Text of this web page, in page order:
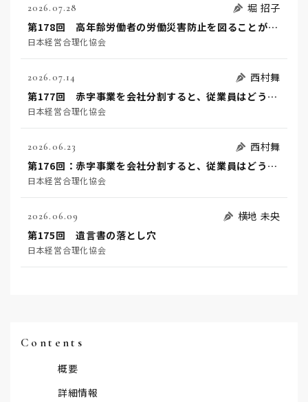
2026.07.28
堀 招子
第178回 高年齢労働者の労働災害防止を図ることが事業者の努力義務になりました！
日本経営合理化協会
2026.07.14
西村舞
第177回 赤字事業を会社分割すると、従業員はどうなるのか？（後編）
日本経営合理化協会
2026.06.23
西村舞
第176回：赤字事業を会社分割すると、従業員はどうなるのか？！（前編）
日本経営合理化協会
2026.06.09
横地 未央
第175回 遺言書の落とし穴
日本経営合理化協会
Contents
概要
詳細情報